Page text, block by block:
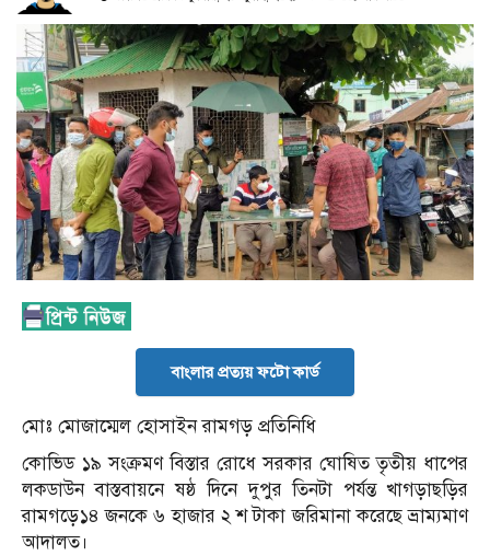
বাংলার প্রত্যয় ফটো কার্ড
মোঃ মোজাম্মেল হোসাইন রামগড় প্রতিনিধি
কোভিড ১৯ সংক্রমণ বিস্তার রোধে সরকার ঘোষিত তৃতীয় ধাপের
লকডাউন বাস্তবায়নে ষষ্ঠ দিনে দুপুর তিনটা পর্যন্ত খাগড়াছড়ির
রামগড়ে১৪ জনকে ৬ হাজার ২ শ টাকা জরিমানা করেছে ভ্রাম্যমাণ
আদালত।